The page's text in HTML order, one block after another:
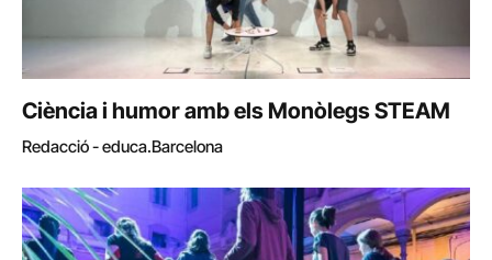
Ciència i humor amb els Monòlegs STEAM
Redacció - educa.Barcelona